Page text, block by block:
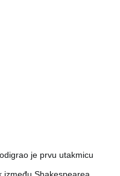
je prvu utakmicu